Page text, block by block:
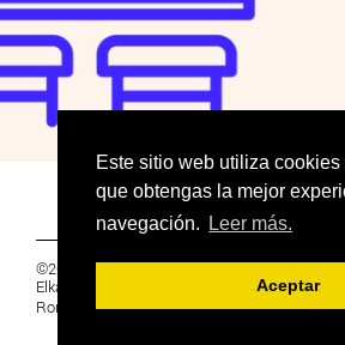
Este sitio web utiliza
que obtengas la mejor
navegación.
Leer más.
Aceptar
©2019 Euskal Herriko Ikasleen Gurasoen
Elkartea -
Ronda 27, 1 Ezk, 48005 Bilbao, Bizkaia